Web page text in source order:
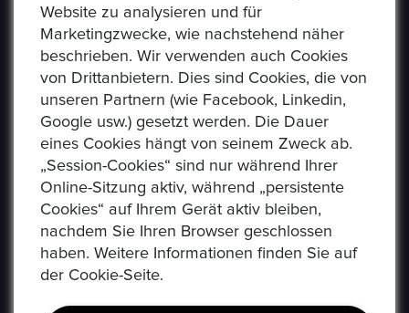
Datenschutzerklaerung
Häufig Gestellte Fragen
Verkäufer Richtlinien
Impressum
Kommissionsgebühren
Allgemeine Bestimmungen
Social-Media AGB
Website zu analysieren und für
Marketingzwecke, wie nachstehend näher
beschrieben. Wir verwenden auch Cookies
von Drittanbietern. Dies sind Cookies, die von
unseren Partnern (wie Facebook, Linkedin,
Google usw.) gesetzt werden. Die Dauer
eines Cookies hängt von seinem Zweck ab.
„Session-Cookies“ sind nur während Ihrer
Online-Sitzung aktiv, während „persistente
Cookies“ auf Ihrem Gerät aktiv bleiben,
nachdem Sie Ihren Browser geschlossen
haben. Weitere Informationen finden Sie auf
der Cookie-Seite.